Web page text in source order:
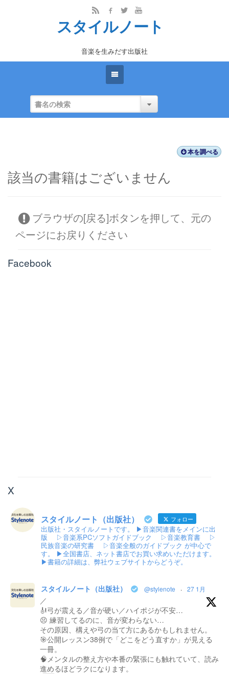
スタイルノート
音楽を生みだす出版社
本を調べる
該当の書籍はございません
ブラウザの[戻る]ボタンを押して、元の
ページにお戻りください
Facebook
X
スタイルノート（出版社） フォロー
出版社・スタイルノートです。 ▶音楽関連書をメインに出
版 ▷音楽系PCソフトガイドブック ▷音楽教育書 ▷
民族音楽の研究書 ▷音楽全般のガイドブック が中心で
す。 ▶全国書店、ネット書店でお買い求めいただけます。
▶書籍の詳細は、弊社ウェブサイトからどうぞ。
スタイルノート（出版社） @stylenote · 27 1月
／
🎻弓が震える／音が硬い／ハイポジが不安…
😣 練習してるのに、音が変わらない…
その原因、構えや弓の当て方にあるかもしれません。
🎯公開レッスン38例で「どこをどう直すか」が見える
一冊。
🧠メンタルの整え方や本番の緊張にも触れていて、読み
進めるほどラクになります。